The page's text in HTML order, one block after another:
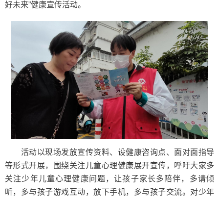
好未来”健康宣传活动。
活动以现场发放宣传资料、设健康咨询点、面对面指导
等形式开展，围绕关注儿童心理健康展开宣传，呼吁大家多
关注少年儿童心理健康问题，让孩子家长多陪伴，多请倾
听，多与孩子游戏互动，放下手机，多与孩子交流。对少年